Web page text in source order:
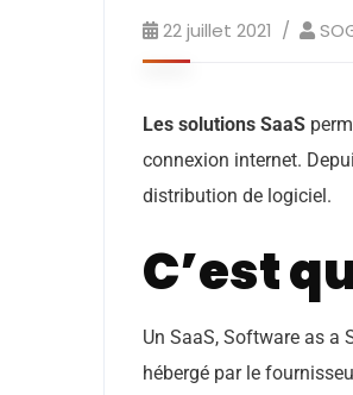
22 juillet 2021
Les solutions SaaS
connexion internet.
distribution de logiciel.
C’est
Un SaaS, Software as a
hébergé par le